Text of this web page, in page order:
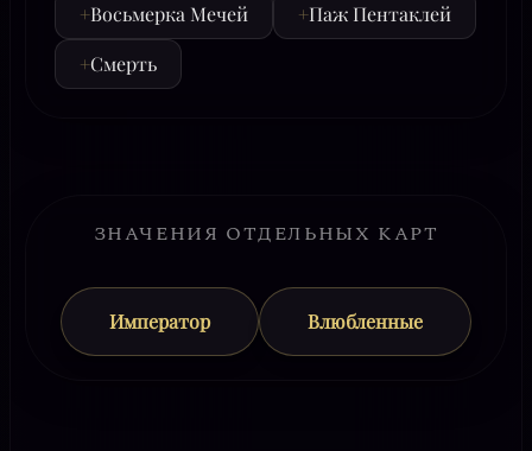
+Восьмерка Мечей +Паж Пентаклей
+Смерть
ЗНАЧЕНИЯ ОТДЕЛЬНЫХ КАРТ
Император Влюбленные